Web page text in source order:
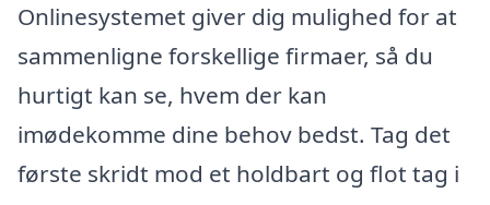
Onlinesystemet giver dig mulighed for at
sammenligne forskellige firmaer, så du
hurtigt kan se, hvem der kan
imødekomme dine behov bedst. Tag det
første skridt mod et holdbart og flot tag i